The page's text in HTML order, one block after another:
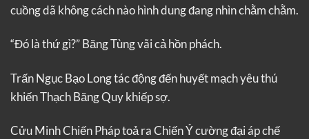
cuồng dã không cách nào hình dung đang nhìn chằm chằm.
“Đó là thứ gì?” Băng Tùng vãi cả hồn phách.
Trấn Ngục Bạo Long tác động đến huyết mạch yêu thú
khiến Thạch Băng Quy khiếp sợ.
Cửu Minh Chiến Pháp toả ra Chiến Ý cường đại áp chế